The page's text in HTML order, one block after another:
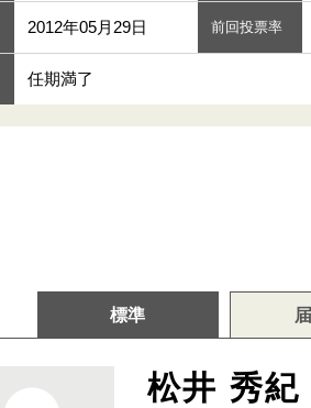
2012年05月29日 前回投票率
任期満了
標準
松井 秀紀